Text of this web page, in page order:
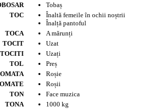
Tobaș
TOC
Înaltă femeile în ochii noștrii
Înalță pantoful
TOCA
A mărunți
TOCIT
Uzat
TOCITI
Uzați
TOL
Preș
Roșie
Roșii
TON
Face muzica
TONA
1000 kg